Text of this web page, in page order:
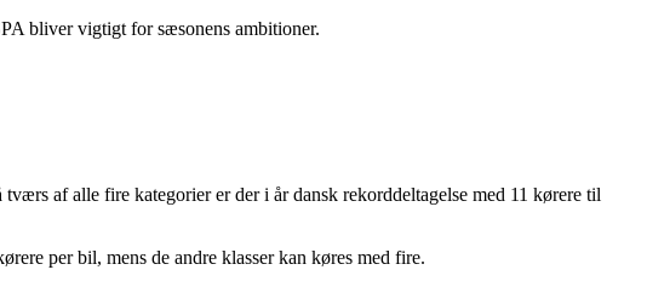
bliver vigtigt for sæsonens ambitioner.
af alle fire kategorier er der i år dansk rekorddeltagelse med 11 kørere til
per bil, mens de andre klasser kan køres med fire.